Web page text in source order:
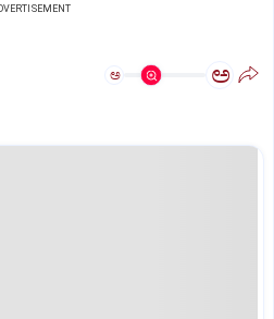
ಅ ಅ